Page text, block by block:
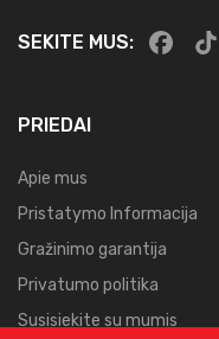
SEKITE MUS:
PRIEDAI
Apie mus
Pristatymo Informacija
Gražinimo garantija
Privatumo politika
Susisiekite su mumis